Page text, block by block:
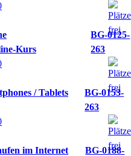
Kurs
BG-0125-
263
/ Tablets
BG-0153-
263
im Internet
BG-0188-